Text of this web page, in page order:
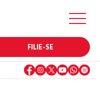
FILIE-SE